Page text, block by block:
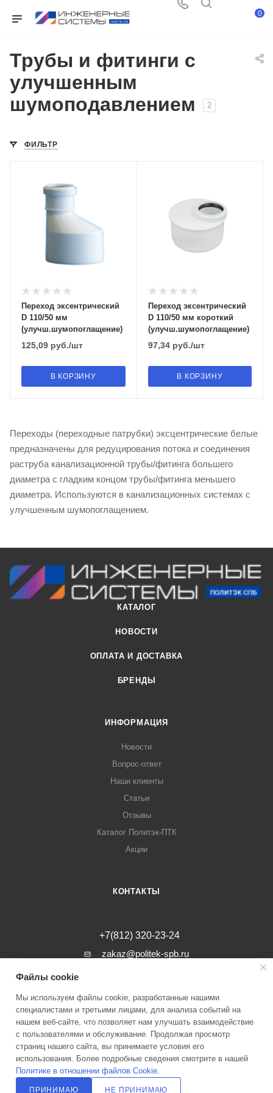
0
Трубы и фитинги с
улучшенным
шумоподавлением
2
ФИЛЬТР
Переход эксентрический
D 110/50 мм
(улучш.шумопоглащение)
125,09 руб./шт
В КОРЗИНУ
Переход эксентрический
D 110/50 мм короткий
(улучш.шумопоглащение)
97,34руб./шт
В КОРЗИНУ
Переходы (переходные патрубки) эксцентрические белые
предназначены для редуцирования потока и соединения
раструба канализационной трубы/фитинга большего
диаметра с гладким концом трубы/фитинга меньшего
диаметра. Используются в канализационных системах с
улучшенным шумопоглащением.
КАТАЛОГ
НОВОСТИ
ОПЛАТА И ДОСТАВКА
БРЕНДЫ
ИНФОРМАЦИЯ
Новости
Вопрос-ответ
Наши клиенты
Статьи
Отзывы
Каталог Политэк-ПТК
Акции
КОНТАКТЫ
+7(812) 320-23-24
zakaz@politek-spb.ru
г. Санкт-Петербург, Минеральная ул, д.
2026 © Инженерные системы Политэк СПБ Все права защищены
Файлы cookie
Мы используем файлы cookie, разработанные нашими
специалистами и третьими лицами, для анализа событий на
нашем веб-сайте, что позволяет нам улучшать взаимодействие
с пользователями и обслуживание. Продолжая просмотр
страниц нашего сайта, вы принимаете условия его
использования. Более подробные сведения смотрите в нашей
Политике в отношении файлов Cookie.
ПРИНИМАЮ НЕ ПРИНИМАЮ